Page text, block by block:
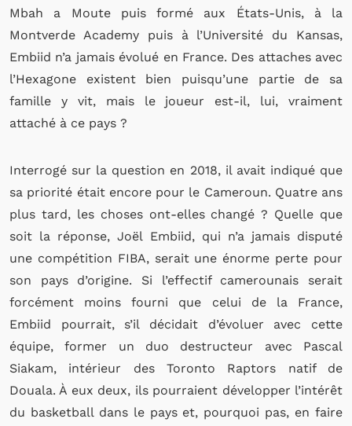
Mbah a Moute puis formé aux États-Unis, à la
Montverde Academy puis à l’Université du Kansas,
Embiid n’a jamais évolué en France. Des attaches avec
l’Hexagone existent bien puisqu’une partie de sa
famille y vit, mais le joueur est-il, lui, vraiment
attaché à ce pays ?
Interrogé sur la question en 2018, il avait indiqué que
sa priorité était encore pour le Cameroun. Quatre ans
plus tard, les choses ont-elles changé ? Quelle que
soit la réponse, Joël Embiid, qui n’a jamais disputé
une compétition FIBA, serait une énorme perte pour
son pays d’origine. Si l’effectif camerounais serait
forcément moins fourni que celui de la France,
Embiid pourrait, s’il décidait d’évoluer avec cette
équipe, former un duo destructeur avec Pascal
Siakam, intérieur des Toronto Raptors natif de
Douala. À eux deux, ils pourraient développer l’intérêt
du basketball dans le pays et, pourquoi pas, en faire